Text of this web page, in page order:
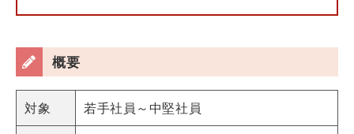
概要
対象 若手社員～中堅社員